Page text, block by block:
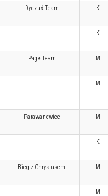
Dyczuś Team K
K
Page Team M
M
Parawanowiec M
K
Bieg z Chrystusem M
M